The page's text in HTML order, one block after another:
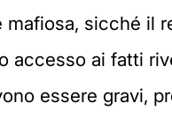
sicché il
accesso ai fatti
essere gravi,